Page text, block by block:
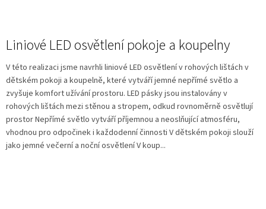
Liniové LED osvětlení pokoje a koupelny
V této realizaci jsme navrhli liniové LED osvětlení v rohových lištách v
dětském pokoji a koupelně, které vytváří jemné nepřímé světlo a
zvyšuje komfort užívání prostoru. LED pásky jsou instalovány v
rohových lištách mezi stěnou a stropem, odkud rovnoměrně osvětlují
prostor Nepřímé světlo vytváří příjemnou a neoslňující atmosféru,
vhodnou pro odpočinek i každodenní činnosti V dětském pokoji slouží
jako jemné večerní a noční osvětlení V koup...